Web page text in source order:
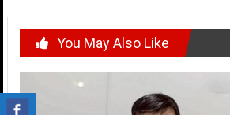
You May Also Like